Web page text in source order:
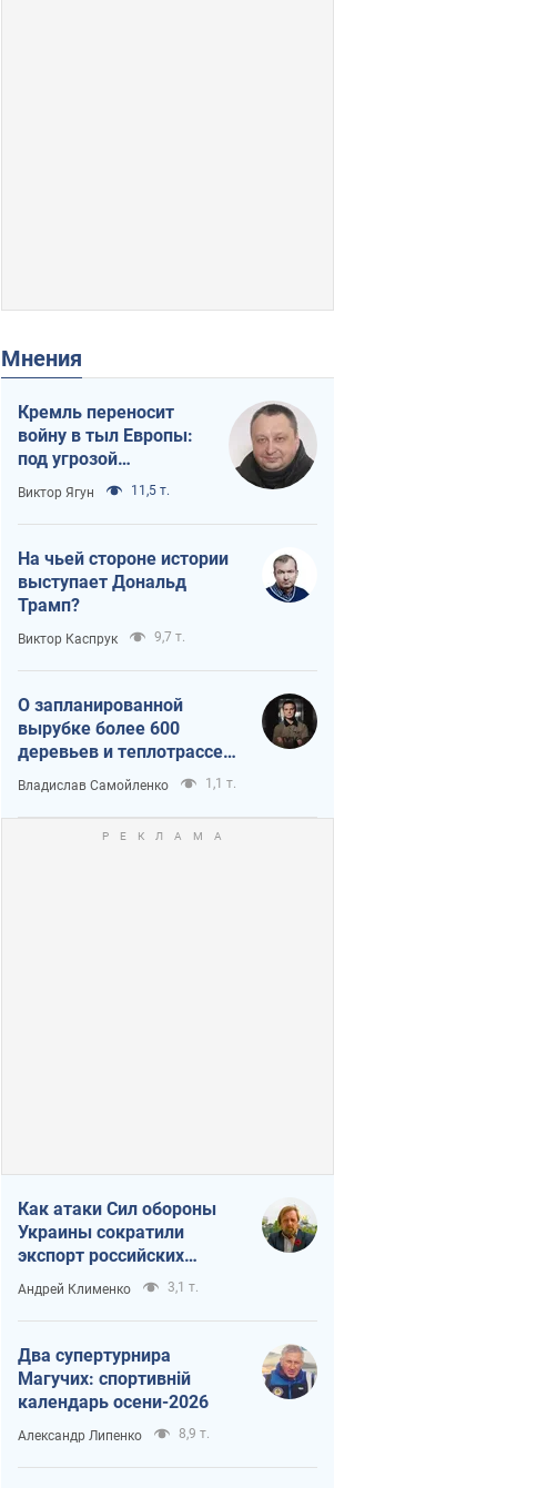
Мнения
Кремль переносит
войну в тыл Европы:
под угрозой
критическая
логистика
Виктор Ягун 11,5 т.
На чьей стороне истории
выступает Дональд
Трамп?
Виктор Каспрук 9,7 т.
О запланированной
вырубке более 600
деревьев и теплотрассе:
что происходит на
Теремках в Киеве
Владислав Самойленко 1,1 т.
Как атаки Сил обороны
Украины сократили
экспорт российских
нефтепродуктов
Андрей Клименко 3,1 т.
Два супертурнира
Магучих: спортивній
календарь осени-2026
Александр Липенко 8,9 т.